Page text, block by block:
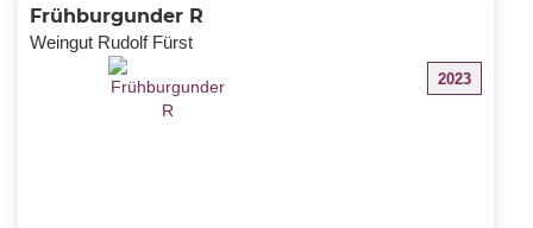
Frühburgunder R
Weingut Rudolf Fürst
2023